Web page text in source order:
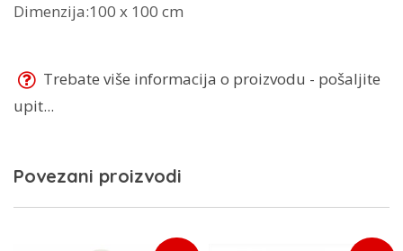
Dimenzija:100 x 100 cm
Trebate više informacija o proizvodu - pošaljite
upit...
Povezani proizvodi